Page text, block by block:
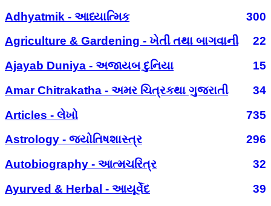
Adhyatmik - આધ્યાત્મિક
300
Agriculture & Gardening - ખેતી તથા બાગવાની
22
Ajayab Duniya - અજાયબ દુનિયા
15
Amar Chitrakatha - અમર ચિત્રકથા ગુજરાતી
34
Articles - લેખો
735
Astrology - જ્યોતિષશાસ્ત્ર
296
Autobiography - આત્મચરિત્ર
32
Ayurved & Herbal - આયૂર્વેદ
39